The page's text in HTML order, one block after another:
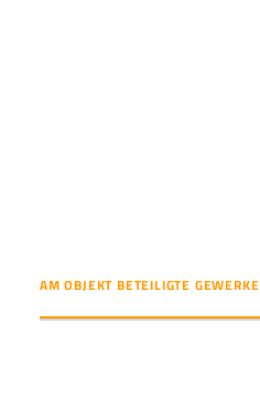
AM OBJEKT BETEILIGTE GEWERKE